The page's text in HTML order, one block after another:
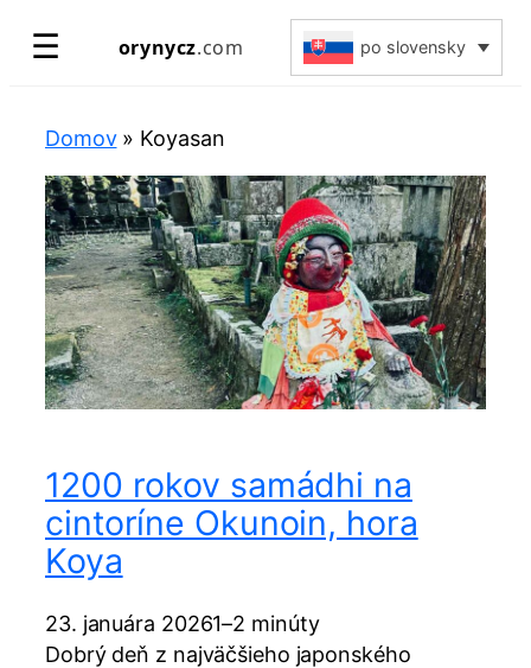
☰ orynycz.com po slovensky
Domov» Koyasan
1200 rokov samádhi na
cintoríne Okunoin, hora
Koya
23. januára 20261–2 minúty
Dobrý deň z najväčšieho japonského